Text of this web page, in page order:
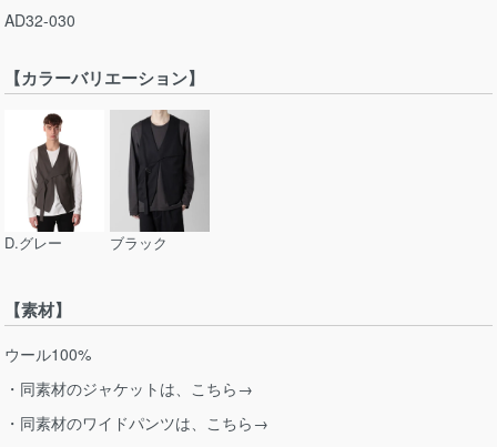
AD32-030
【カラーバリエーション】
D.グレー ブラック
【素材】
ウール100%
・同素材のジャケットは、こちら→
・同素材のワイドパンツは、こちら→